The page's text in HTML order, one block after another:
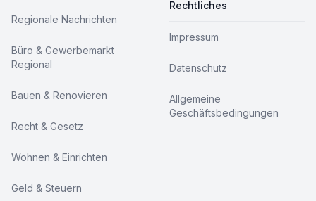
Regionale Nachrichten
Büro & Gewerbemarkt
Regional
Bauen & Renovieren
Recht & Gesetz
Wohnen & Einrichten
Geld & Steuern
Rechtliches
Impressum
Datenschutz
Allgemeine
Geschäftsbedingungen